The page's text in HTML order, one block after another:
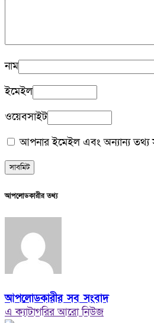
নাম
ইমেইল
ওয়েবসাইট
আপনার ইমেইল এবং অন্যান্য
আপলোডকারীর তথ্য
আপলোডকারীর সব সংবাদ
এ ক্যাটাগরির আরো নিউজ